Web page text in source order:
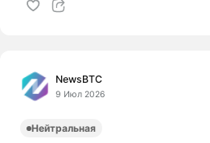
NewsBTC
9 Июл 2026
Нейтральная